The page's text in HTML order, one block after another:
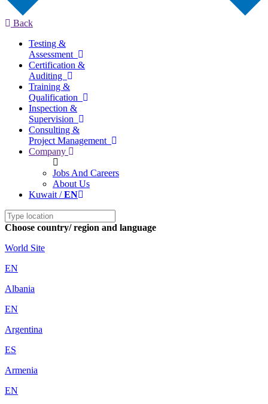
Back
Testing &
Assessment
Certification &
Auditing
Training &
Qualification
Inspection &
Supervision
Consulting &
Project Management
Company
Jobs And Careers
About Us
Kuwait /EN
Choose country/ region and language
World Site
EN
Albania
EN
Argentina
ES
Armenia
EN